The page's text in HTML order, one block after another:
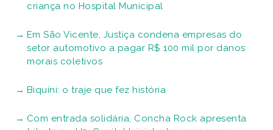
criança no Hospital Municipal
Em São Vicente, Justiça condena empresas do
setor automotivo a pagar R$ 100 mil por danos
morais coletivos
Biquíni: o traje que fez história
Com entrada solidária, Concha Rock apresenta